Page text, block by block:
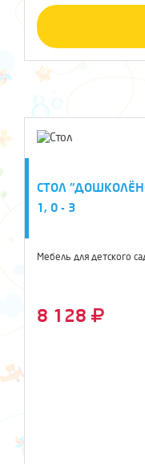
СТОЛ
1, 0 - 3
Мебель для детского
8 128